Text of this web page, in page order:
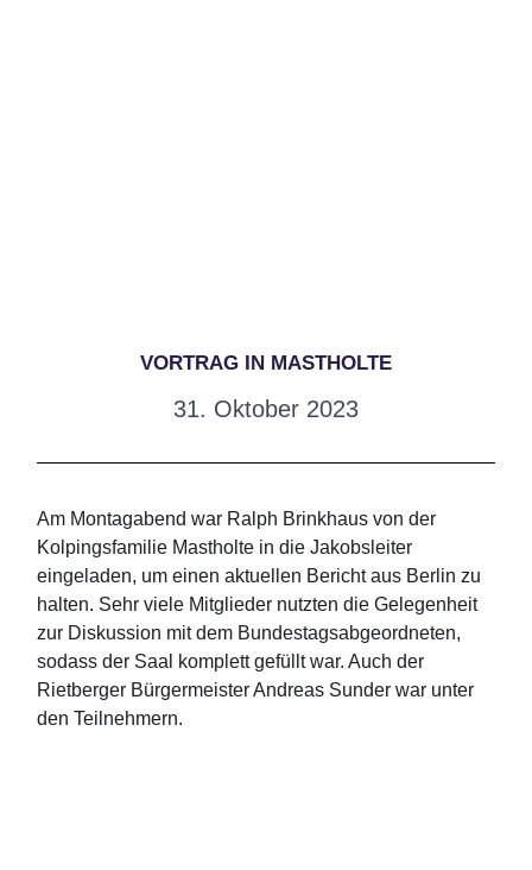
VORTRAG IN MASTHOLTE
31. Oktober 2023
Am Montagabend war Ralph Brinkhaus von der
Kolpingsfamilie Mastholte in die Jakobsleiter
eingeladen, um einen aktuellen Bericht aus Berlin zu
halten. Sehr viele Mitglieder nutzten die Gelegenheit
zur Diskussion mit dem Bundestagsabgeordneten,
sodass der Saal komplett gefüllt war. Auch der
Rietberger Bürgermeister Andreas Sunder war unter
den Teilnehmern.